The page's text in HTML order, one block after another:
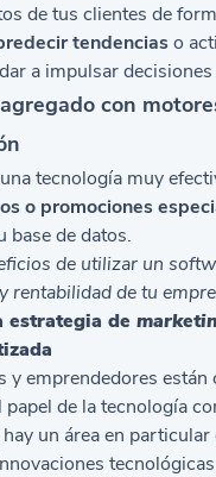
de tus clientes de
tendenciaso
a impulsar
con
tecnología muy
o promociones
base de datos.
de utilizar un
rentabilidad de tu
estrategia de
y emprendedores están
de la tecnología
un área en particular